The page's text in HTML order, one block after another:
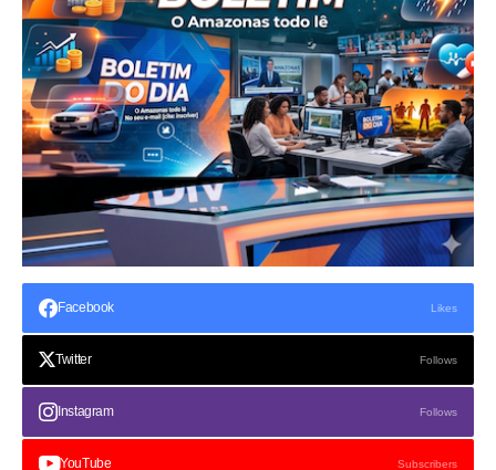
Facebook Likes
Twitter Follows
Instagram Follows
YouTube Subscribers